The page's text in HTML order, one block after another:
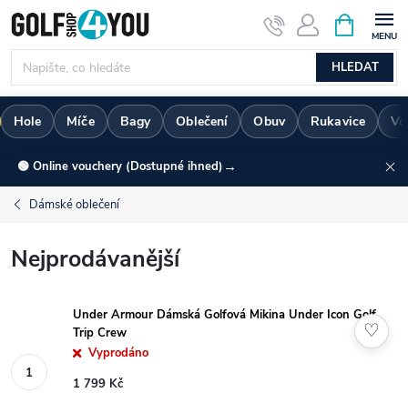
Přejít
na
obsah
HLEDAT
NÁKUPNÍ
KOŠÍK
Hole Míče Bagy Oblečení Obuv Rukavice
🟢 Online vouchery (Dostupné ihned) →
Dámské oblečení
Nejprodávanější
Under Armour Dámská Golfová Mikina Under Icon Golf
Trip Crew
Vyprodáno
1 799 Kč
♡